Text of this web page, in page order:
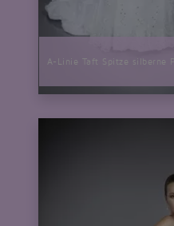
A-Linie Taft Spitze silberne